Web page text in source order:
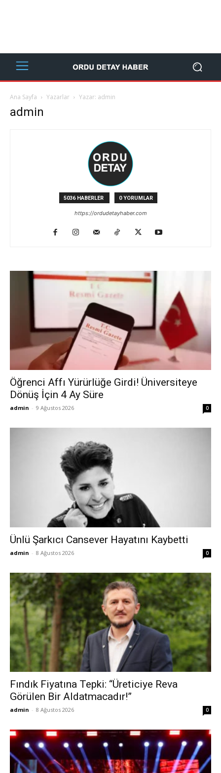
Ana Sayfa Yazarlar Yazar: admin
admin
5036 HABERLER 0 YORUMLAR
https://ordudetayhaber.com
Öğrenci Affı Yürürlüğe Girdi! Üniversiteye
Dönüş İçin 4 Ay Süre
admin - 9 Ağustos 2026 0
Ünlü Şarkıcı Cansever Hayatını Kaybetti
admin - 8 Ağustos 2026 0
Fındık Fiyatına Tepki: “Üreticiye Reva
Görülen Bir Aldatmacadır!”
admin - 8 Ağustos 2026 0